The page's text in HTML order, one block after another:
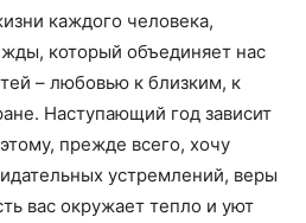
каждого человека,
который объединяет нас
– любовью к близким, к
Наступающий год зависит
прежде всего, хочу
устремлений, веры
вас окружает тепло и уют